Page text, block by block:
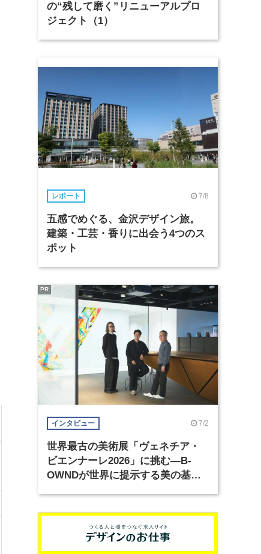
の“残して磨く”リニューアルプロ
ジェクト（1）
レポート 7/8
五感でめぐる、金沢デザイン旅。
建築・工芸・香りに出会う4つのス
ポット
インタビュー 7/2
世界最古の美術展「ヴェネチア・
ビエンナーレ2026」に挑む―B-
OWNDが世界に提示する美の基準
PR